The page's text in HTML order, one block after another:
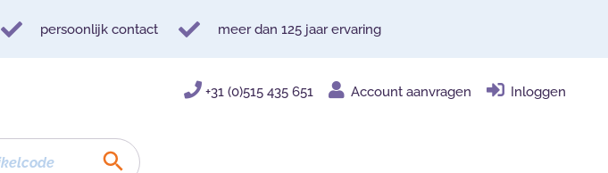
persoonlijk contact meer dan 125 jaar ervaring
+31 (0)515 435 651 Account aanvragen Inloggen